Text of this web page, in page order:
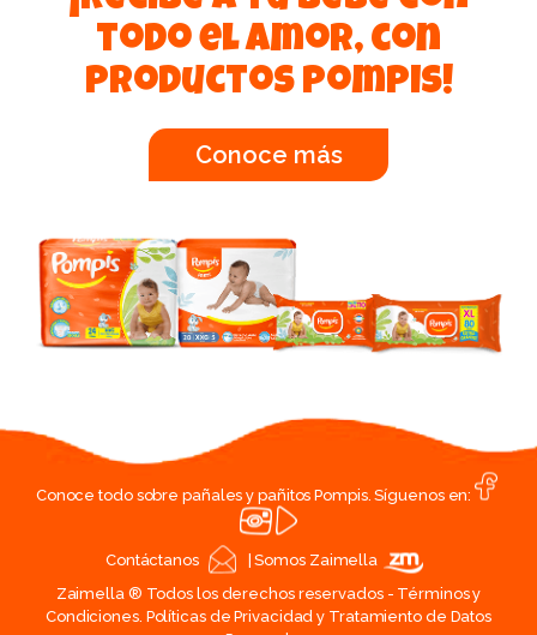
todo el amor, con
productos Pompis!
Conoce más
Conoce todo sobre pañales y pañitos Pompis. Síguenos en:
Contáctanos |Somos Zaimella
Zaimella ® Todos los derechos reservados - Términos y
Condiciones. Políticas de Privacidad y Tratamiento de Datos